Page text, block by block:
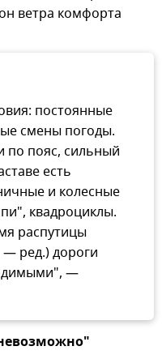
ветра комфорта
постоянные
смены погоды.
по пояс, сильный
есть
и колесные
квадроциклы.
распутицы
— ред.) дороги
—